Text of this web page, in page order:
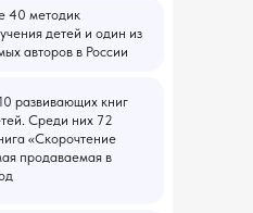
развивающих книг
Среди них 72
«Скорочтение
продаваемая в
40 методик
детей и один из
авторов в России